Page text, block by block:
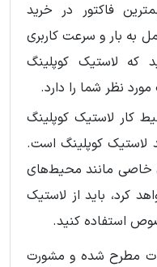
فاکتور در خرید
به بار و سرعت کاربری
که لاستیک کوپلینگ
نظر شما را دارد.
کار لاستیک کوپلینگ
لاستیک کوپلینگ است.
خاصی مانند محیط‌های
کرد، باید از لاستیک
استفاده کنید.
مطرح شده و مشورت